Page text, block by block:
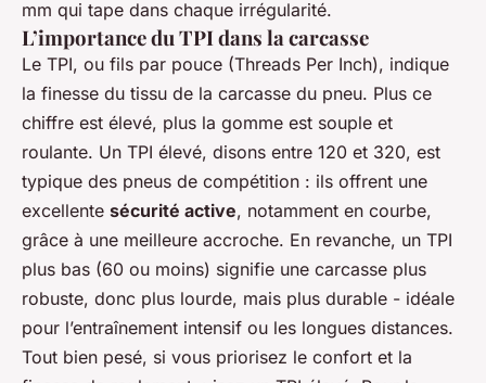
mm qui tape dans chaque irrégularité.
L’importance du TPI dans la carcasse
Le TPI, ou fils par pouce (Threads Per Inch), indique
la finesse du tissu de la carcasse du pneu. Plus ce
chiffre est élevé, plus la gomme est souple et
roulante. Un TPI élevé, disons entre 120 et 320, est
typique des pneus de compétition : ils offrent une
excellente sécurité active, notamment en courbe,
grâce à une meilleure accroche. En revanche, un TPI
plus bas (60 ou moins) signifie une carcasse plus
robuste, donc plus lourde, mais plus durable - idéale
pour l’entraînement intensif ou les longues distances.
Tout bien pesé, si vous priorisez le confort et la